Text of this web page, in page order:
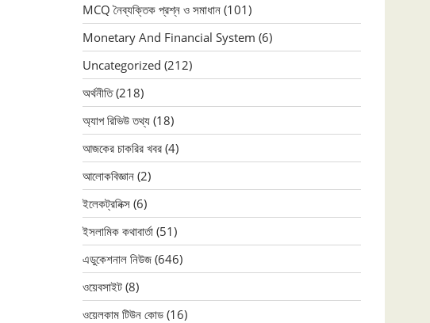
MCQ নৈব্যক্তিক প্রশ্ন ও সমাধান (101)
Monetary And Financial System (6)
Uncategorized (212)
অর্থনীতি(218)
অ্যাপ রিভিউ তথ্য (18)
আজকের চাকরির খবর (4)
আলোকবিজ্ঞান (2)
ইলেকট্রনিক্স (6)
ইসলামিক কথাবার্তা (51)
এডুকেশনাল নিউজ (646)
ওয়েবসাইট (8)
ওয়েলকাম টিউন কোড (16)